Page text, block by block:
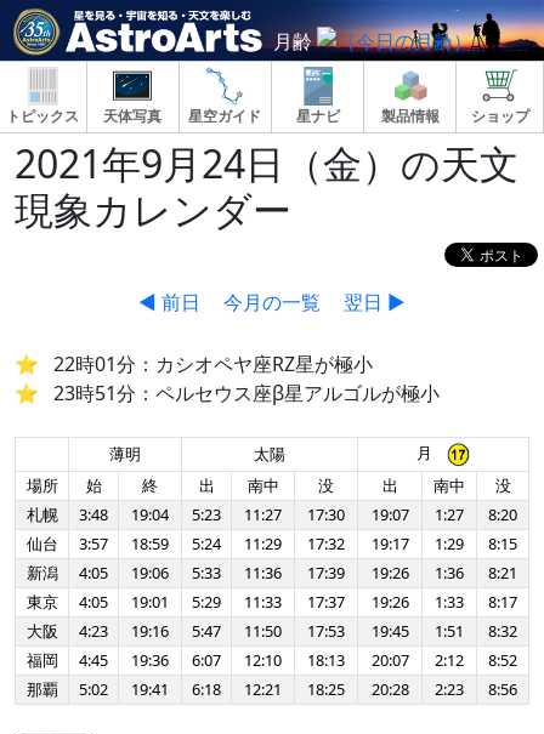
月齢
トピックス 天体写真 星空ガイド 星ナビ 製品情報 ショップ
2021年9月24日（金）の天文
現象カレンダー
◀ 前日 今月の一覧 翌日 ▶
22時01分：カシオペヤ座RZ星が極小
23時51分：ペルセウス座β星アルゴルが極小
薄明 太陽
月
場所
始 終 出 南中 没 出 南中
没
札幌
3:48 19:04 5:23 11:27 17:30 19:07 1:27
8:20
仙台
3:57 18:59 5:24 11:29 17:32 19:17 1:29
8:15
新潟
4:05 19:06 5:33 11:36 17:39 19:26 1:36
8:21
東京
4:05 19:01 5:29 11:33 17:37 19:26 1:33
8:17
大阪
4:23 19:16 5:47 11:50 17:53 19:45 1:51
8:32
福岡
4:45 19:36 6:07 12:10 18:13 20:07 2:12
8:52
那覇
5:02 19:41 6:18 12:21 18:25 20:28 2:23 8:56